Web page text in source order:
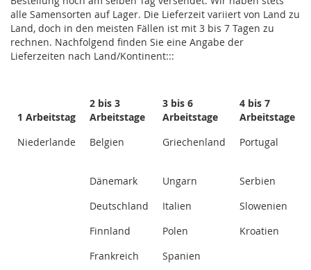
alle Samensorten auf Lager. Die Lieferzeit variiert von Land zu
Land, doch in den meisten Fällen ist mit 3 bis 7 Tagen zu
rechnen. Nachfolgend finden Sie eine Angabe der
Lieferzeiten nach Land/Kontinent:::
1 Arbeitstag
2 bis 3
Arbeitstage
3 bis 6
Arbeitstage
4 bis 7
Arbeitstage
Niederlande
Belgien Griechenland Portugal
Dänemark
Ungarn Serbien
Deutschland
Italien
Slowenien
Finnland
Polen
Kroatien
Frankreich
Spanien